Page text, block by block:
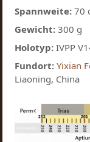
Spannweite: 70
Gewicht:300 g
Holotyp:IVPP
Fundort:Yixian
Liaoning, China